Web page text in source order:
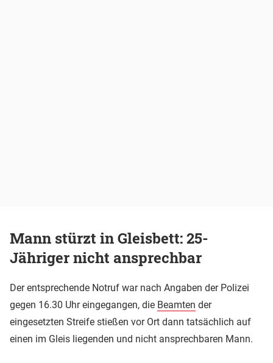
Mann stürzt in Gleisbett: 25-
Jähriger nicht ansprechbar
Der entsprechende Notruf war nach Angaben der Polizei
gegen 16.30 Uhr eingegangen, die Beamten der
eingesetzten Streife stießen vor Ort dann tatsächlich auf
einen im Gleis liegenden und nicht ansprechbaren Mann.